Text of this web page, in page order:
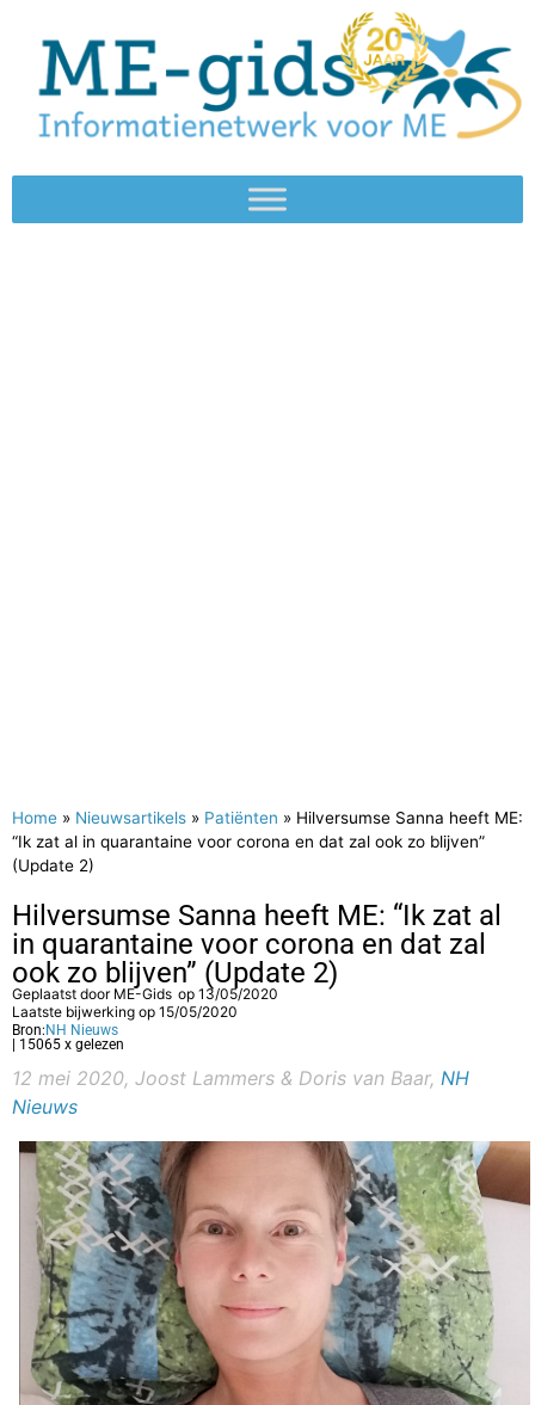
Home » Nieuwsartikels » Patiënten » Hilversumse Sanna heeft ME:
“Ik zat al in quarantaine voor corona en dat zal ook zo blijven”
(Update 2)
Hilversumse Sanna heeft ME: “Ik zat al
in quarantaine voor corona en dat zal
ook zo blijven” (Update 2)
Geplaatst door ME-Gids op 13/05/2020
Laatste bijwerking op 15/05/2020
Bron: NH Nieuws
| 15065 x gelezen
12 mei 2020, Joost Lammers & Doris van Baar, NH
Nieuws